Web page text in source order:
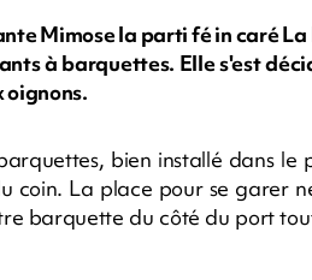
Mimose la parti fé in caré
à barquettes. Elle s'est
oignons.
bien installé dans
coin. La place pour se garer
barquette du côté du port